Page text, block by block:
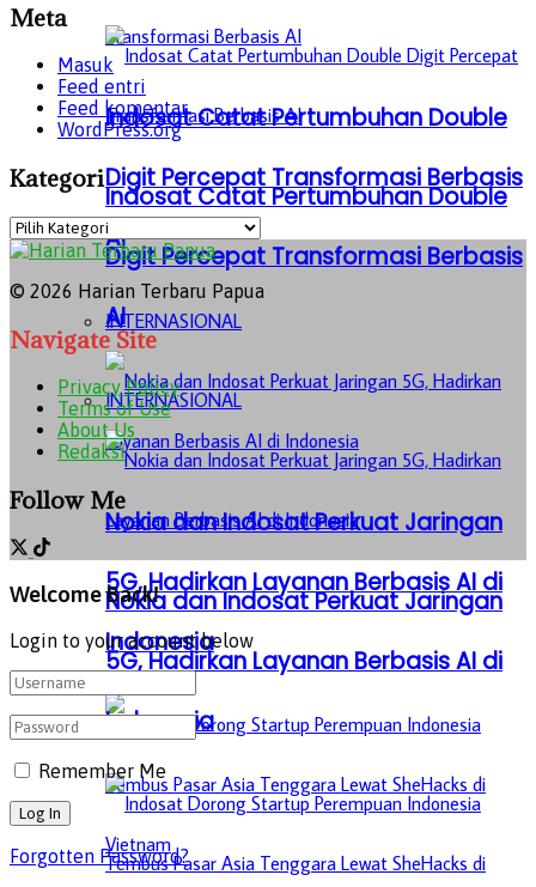
Indosat Catat Pertumbuhan Double
Digit Percepat Transformasi Berbasis
AI
INTERNASIONAL
Nokia dan Indosat Perkuat Jaringan
5G, Hadirkan Layanan Berbasis AI di
Indonesia
Indosat Catat Pertumbuhan Double
Digit Percepat Transformasi Berbasis
AI
INTERNASIONAL
Nokia dan Indosat Perkuat Jaringan
5G, Hadirkan Layanan Berbasis AI di
Indonesia
Meta
Masuk
Feed entri
Feed komentar
WordPress.org
Kategori
Kategori
© 2026 Harian Terbaru Papua
Navigate Site
Privacy Policy
Terms of Use
About Us
Redaksi
Follow Me
Welcome Back!
Login to your account below
Remember Me
Forgotten Password?